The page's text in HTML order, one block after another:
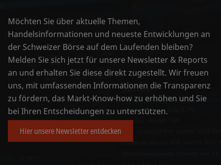
Möchten Sie über aktuelle Themen,
Handelsinformationen und neueste Entwicklungen an
der Schweizer Börse auf dem Laufenden bleiben?
Melden Sie sich jetzt für unsere Newsletter & Reports
an und erhalten Sie diese direkt zugestellt. Wir freuen
uns, mit umfassenden Informationen die Transparenz
zu fördern, das Markt-Know-how zu erhöhen und Sie
bei Ihren Entscheidungen zu unterstützen.
Hier unsere Newsletter entdecken